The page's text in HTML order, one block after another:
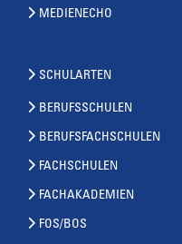
MEDIENECHO
SCHULARTEN
BERUFSSCHULEN
BERUFSFACHSCHULEN
FACHSCHULEN
FACHAKADEMIEN
FOS/BOS